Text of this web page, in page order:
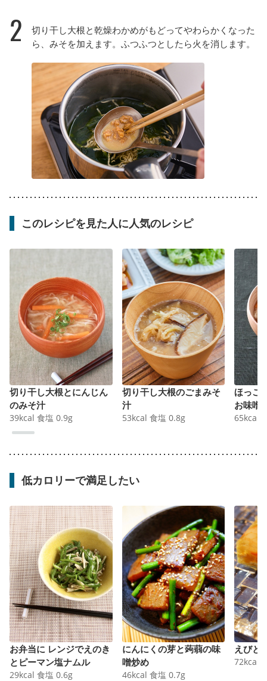
2
切り干し大根と乾燥わかめがもどってやわらかくなった
ら、みそを加えます。ふつふつとしたら火を消します。
このレシピを見た人に人気のレシピ
切り干し大根とにんじん
のみそ汁
39kcal 食塩 0.9g
切り干し大根のごまみそ
汁
53kcal 食塩 0.8g
ほっこ
お味噌
65kcal
低カロリーで満足したい
お弁当に レンジでえのき
とピーマン塩ナムル
29kcal 食塩 0.6g
にんにくの芽と蒟蒻の味
噌炒め
46kcal 食塩 0.7g
えびと
72kcal